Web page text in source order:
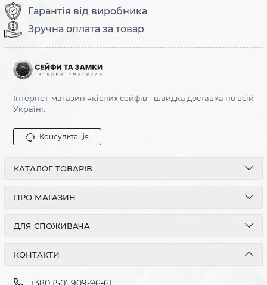
Гарантія від виробника
Зручна оплата за товар
Інтернет-магазин якісних сейфів - швидка доставка по всій
Україні.
Консультація
КАТАЛОГ ТОВАРІВ
ПРО МАГАЗИН
ДЛЯ СПОЖИВАЧА
КОНТАКТИ